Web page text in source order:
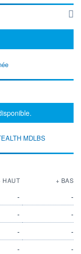
MDLBS
HAUT + BAS
-
-
-
-
-
-
-
-